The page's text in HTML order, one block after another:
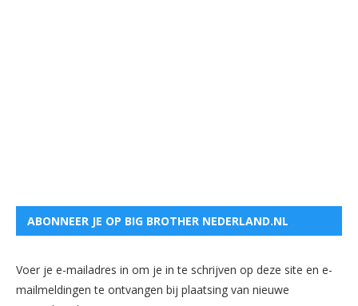
ABONNEER JE OP BIG BROTHER NEDERLAND.NL
Voer je e-mailadres in om je in te schrijven op deze site en e-
mailmeldingen te ontvangen bij plaatsing van nieuwe